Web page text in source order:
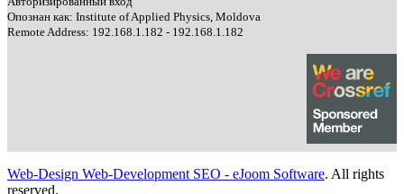
Опознан как: Institute of Applied Physics, Moldova
Remote Address: 192.168.1.182 - 192.168.1.182
Web-Design Web-Development SEO - eJoom Software. All rights
reserved.